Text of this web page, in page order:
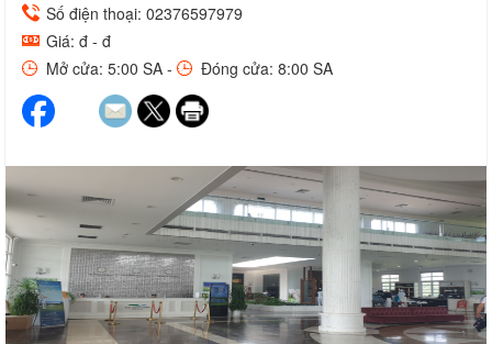
Số điện thoại: 02376597979
Giá: đ - đ
Mở cửa: 5:00 SA -
Đóng cửa: 8:00 SA